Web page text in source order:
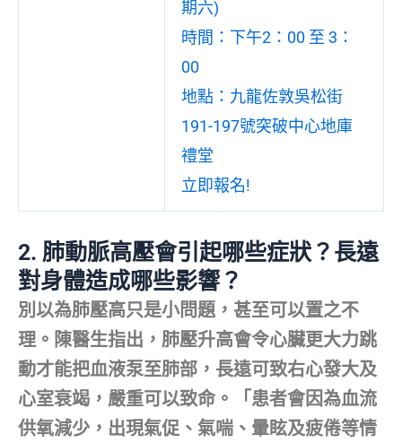
期六)
時間：下午2：00 至 3：
00
地點：九龍佐敦吳松街
191-197號突破中心地庫
禮堂
立即報名!
2. 肺動脈高壓會引起哪些症狀？長遠
對身體造成哪些影響？
別以為肺壓高只是小問題，甚至可以置之不
理。陳醫生指出，肺壓升高會令心臟更大力跳
動才能把血液泵至肺部，長遠可致右心發大及
心室衰竭，嚴重可以致命。「患者會因為血流
供氧減少，出現氣促、氣喘、暈眩及疲倦等情